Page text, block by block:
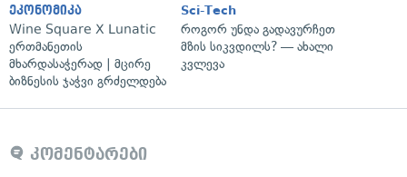
ეკონომიკა
Wine Square X Lunatic
ერთმანეთის
მხარდასაჭერად | მცირე
ბიზნესის ჯაჭვი გრძელდება
Sci-Tech
როგორ უნდა გადავურჩეთ
მზის სიკვდილს? — ახალი
კვლევა
კომენტარები